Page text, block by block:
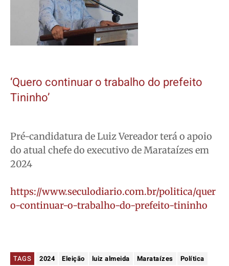
‘Quero continuar o trabalho do prefeito
Tininho’
Pré-candidatura de Luiz Vereador terá o apoio
do atual chefe do executivo de Marataízes em
2024
https://www.seculodiario.com.br/politica/quer
o-continuar-o-trabalho-do-prefeito-tininho
TAGS 2024 Eleição luiz almeida Marataízes
Política